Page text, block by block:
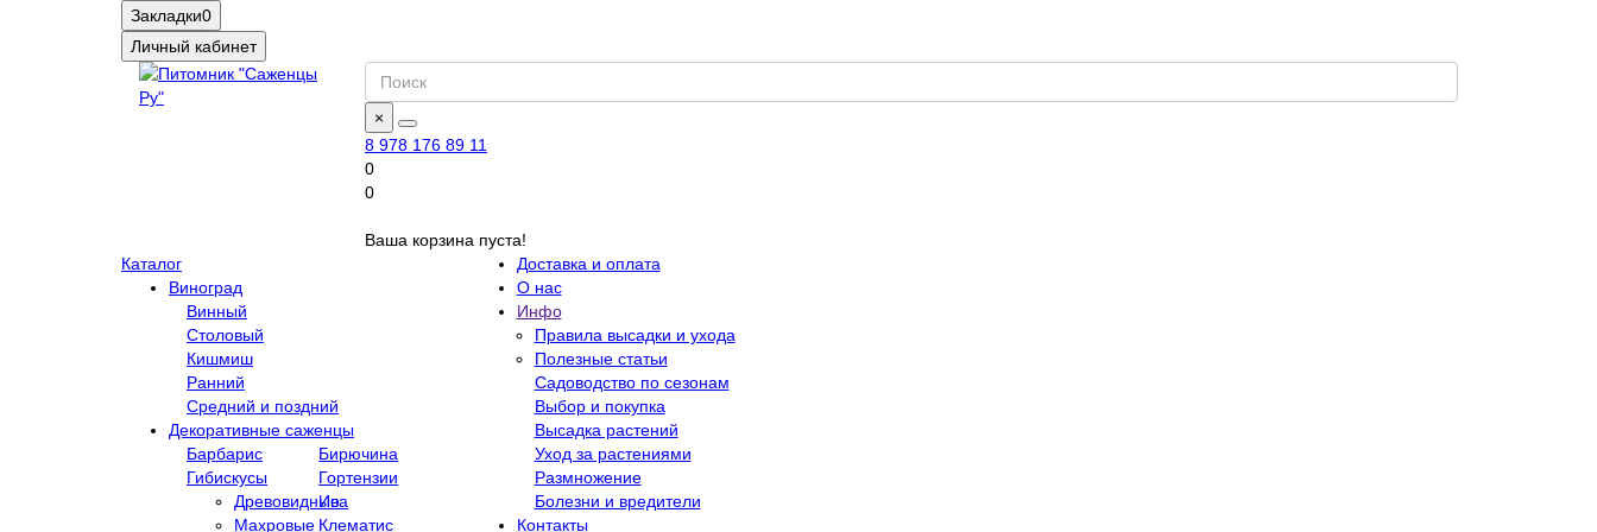
Закладки0
Личный кабинет
×
8 978 176 89 11
0
0
Ваша корзина пуста!
Каталог
Виноград
Винный
Столовый
Кишмиш
Ранний
Средний и поздний
Декоративные саженцы
Барбарис
Бирючина
Гибискусы
Древовидные
Махровые
Гортензии
Ива
Клематис
Доставка и оплата
О нас
Инфо
Правила высадки и ухода
Полезные статьи
Садоводство по сезонам
Выбор и покупка
Высадка растений
Уход за растениями
Размножение
Болезни и вредители
Контакты